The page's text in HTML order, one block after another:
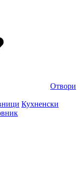
Отвори
Кухненски